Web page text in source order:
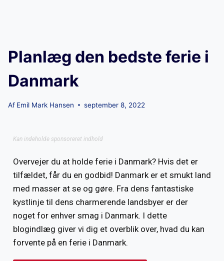
Planlæg den bedste ferie i
Danmark
Af Emil Mark Hansen september 8, 2022
Overvejer du at holde ferie i Danmark? Hvis det er
tilfældet, får du en godbid! Danmark er et smukt land
med masser at se og gøre. Fra dens fantastiske
kystlinje til dens charmerende landsbyer er der
noget for enhver smag i Danmark. I dette
blogindlæg giver vi dig et overblik over, hvad du kan
forvente på en ferie i Danmark.